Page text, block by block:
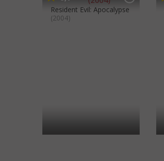
Resident Evil: Apocalypse
(2004)